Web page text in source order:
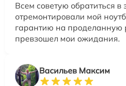
Всем советую обратиться в
отремонтировали мой
гарантию на проделанную
превзошел мои ожидания.
Васильев Максим